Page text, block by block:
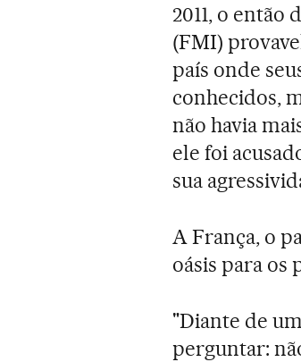
2011, o
(FMI)
país onde
conhecidos,
não havia
ele foi
sua
A França, o
oásis para os
"Diante de
perguntar: